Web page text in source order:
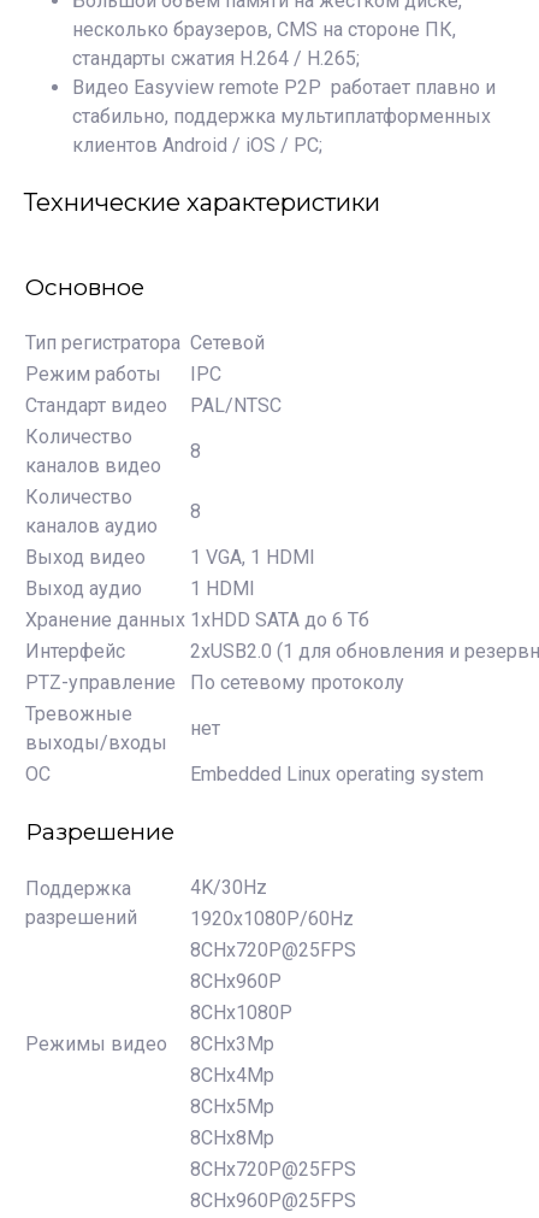
несколько браузеров, CMS на стороне ПК,
стандарты сжатия H.264 / H.265;
Видео Easyview remote P2P работает плавно и
стабильно, поддержка мультиплатформенных
клиентов Android / iOS / PC;
Технические характеристики
Основное
Тип регистратора Сетевой
Режим работы
IPC
Стандарт видео
PAL/NTSC
Количество
каналов видео
8
Количество
каналов аудио
8
Выход видео
1 VGA, 1 HDMI
Выход аудио
1 HDMI
Хранение данных 1xHDD SATA до 6 Тб
Интерфейс
2хUSB2.0 (1 для обновления и
PTZ-управление
По сетевому протоколу
Тревожные
выходы/входы
нет
ОС
Embedded Linux operating system
Разрешение
Поддержка
разрешений
4K/30Hz
1920x1080P/60Hz
Режимы видео
8CHx720P@25FPS
8CHx960P
8CHx1080P
8CHx3Mp
8CHx4Mp
8CHx5Mp
8CHx8Mp
8CHx720P@25FPS
8CHx960P@25FPS